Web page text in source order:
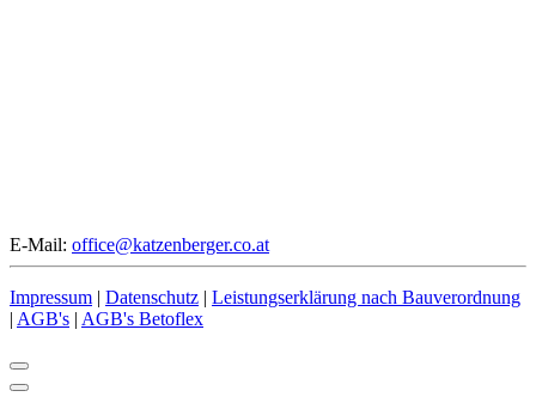
E-Mail: office@katzenberger.co.at
Impressum | Datenschutz | Leistungserklärung nach Bauverordnung
| AGB's | AGB's Betoflex